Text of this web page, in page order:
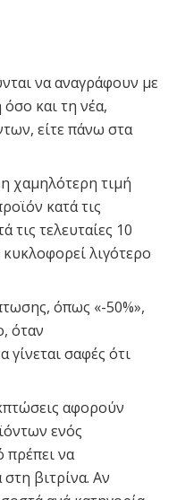
να αναγράφουν με
και τη νέα,
είτε πάνω στα
χαμηλότερη τιμή
κατά τις
τις τελευταίες 10
λιγότερο
όπως «-50%»,
όταν
γίνεται σαφές ότι
αφορούν
ενός
πρέπει να
βιτρίνα. Αν